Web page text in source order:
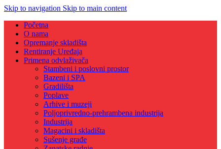
Skip to navigation Skip to main content
Početna
O nama
Opremanje skladišta
Rentiranje Uređaja
Primena odvlaživača
Stambeni i poslovni prostor
Bazeni i SPA
Gradilišta
Poplave
Arhive i muzeji
Poljoprivredno-prehrambena industrija
Industrija
Magacini i skladišta
Sušenje građe